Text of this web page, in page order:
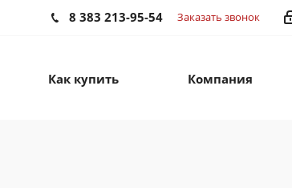
8 383 213-95-54 Заказать звонок
Как купить Компания